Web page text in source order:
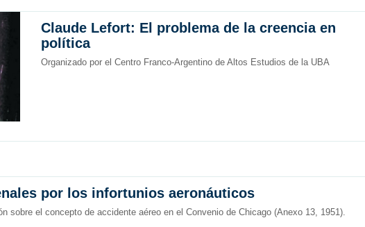
Claude Lefort: El problema de la creencia en
política
Organizado por el Centro Franco-Argentino de Altos Estudios de la UBA
por los infortunios aeronáuticos
sobre el concepto de accidente aéreo en el Convenio de Chicago (Anexo 13, 1951).